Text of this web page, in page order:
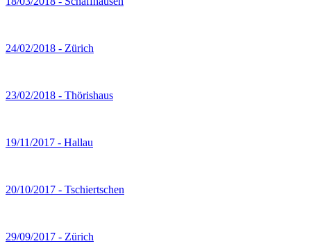
24/02/2018 - Zürich
23/02/2018 - Thörishaus
19/11/2017 - Hallau
20/10/2017 - Tschiertschen
29/09/2017 - Zürich